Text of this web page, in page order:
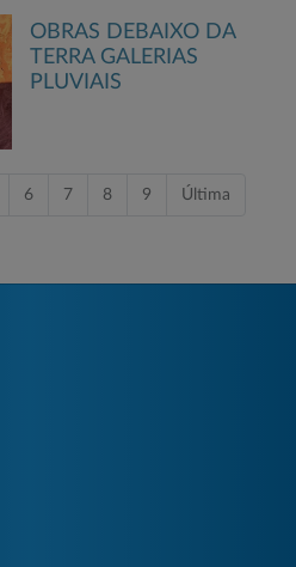
OBRAS DEBAIXO DA
TERRA GALERIAS
PLUVIAIS
6 7 8 9 Última